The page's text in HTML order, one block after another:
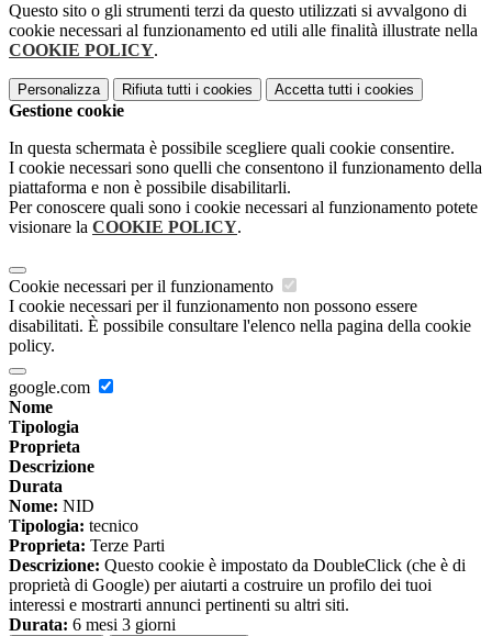
Questo sito o gli strumenti terzi da questo utilizzati si avvalgono di
cookie necessari al funzionamento ed utili alle finalità illustrate nella
COOKIE POLICY.
Personalizza Rifiuta tutti i cookies Accetta tutti i cookies
Gestione cookie
In questa schermata è possibile scegliere quali cookie consentire.
I cookie necessari sono quelli che consentono il funzionamento della
piattaforma e non è possibile disabilitarli.
Per conoscere quali sono i cookie necessari al funzionamento potete
visionare la COOKIE POLICY.
Cookie necessari per il funzionamento
I cookie necessari per il funzionamento non possono essere
disabilitati. È possibile consultare l'elenco nella pagina della cookie
policy.
google.com
Nome
Tipologia
Proprieta
Descrizione
Durata
Nome: NID
Tipologia: tecnico
Proprieta: Terze Parti
Descrizione: Questo cookie è impostato da DoubleClick (che è di
proprietà di Google) per aiutarti a costruire un profilo dei tuoi
interessi e mostrarti annunci pertinenti su altri siti.
Durata: 6 mesi 3 giorni